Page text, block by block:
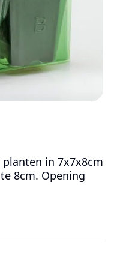
in 7x7x8cm
8cm. Opening